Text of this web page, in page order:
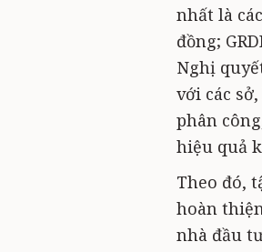
nhất là
đồng;
Nghị
với các
phân
hiệu quả
Theo đó,
hoàn
nhà đầu